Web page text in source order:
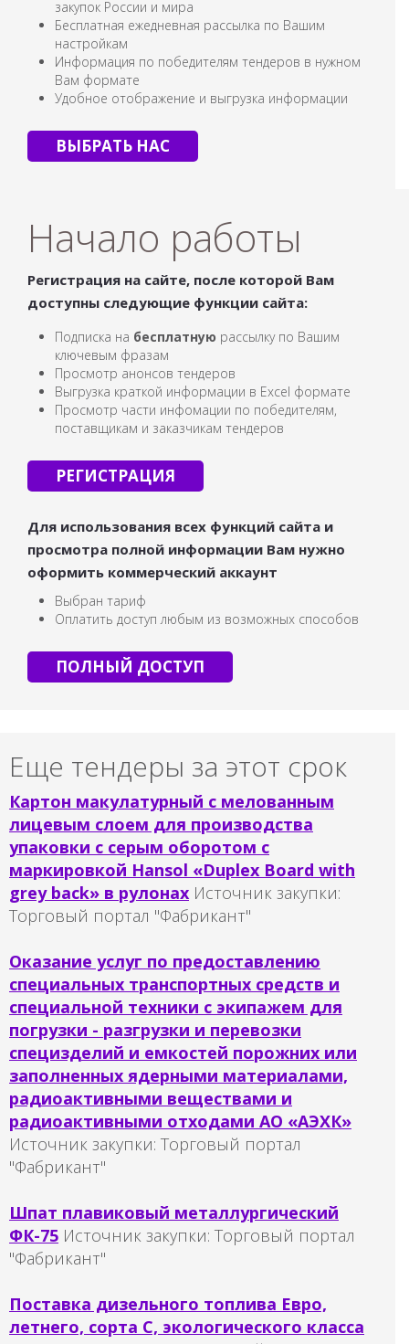
закупок России и мира
Бесплатная ежедневная рассылка по Вашим
настройкам
Информация по победителям тендеров в нужном
Вам формате
Удобное отображение и выгрузка информации
ВЫБРАТЬ НАС
Начало работы
Регистрация на сайте, после которой Вам
доступны следующие функции сайта:
Подписка на бесплатную рассылку по Вашим
ключевым фразам
Просмотр анонсов тендеров
Выгрузка краткой информации в Excel формате
Просмотр части инфомации по победителям,
поставщикам и заказчикам тендеров
РЕГИСТРАЦИЯ
Для использования всех функций сайта и
просмотра полной информации Вам нужно
оформить коммерческий аккаунт
Выбран тариф
Оплатить доступ любым из возможных способов
ПОЛНЫЙ ДОСТУП
Еще тендеры за этот срок
Картон макулатурный с мелованным
лицевым слоем для производства
упаковки с серым оборотом с
маркировкой Hansol «Duplex Board with
grey back» в рулонах Источник закупки:
Торговый портал "Фабрикант"
Оказание услуг по предоставлению
специальных транспортных средств и
специальной техники с экипажем для
погрузки - разгрузки и перевозки
специзделий и емкостей порожних или
заполненных ядерными материалами,
радиоактивными веществами и
радиоактивными отходами АО «АЭХК»
Источник закупки: Торговый портал
"Фабрикант"
Шпат плавиковый металлургический
ФК-75 Источник закупки: Торговый портал
"Фабрикант"
Поставка дизельного топлива Евро,
летнего, сорта С, экологического класса